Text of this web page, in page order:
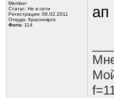
Member
Статус: Не в сети
Регистрация: 06.02.2011
Откуда: Красноярск
Фото: 114
ап